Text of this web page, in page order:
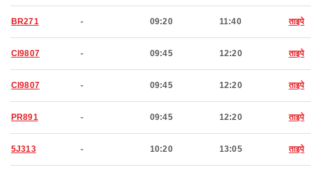
BR271 - 09:20 11:40 ताइपे
CI9807 - 09:45 12:20 ताइपे
CI9807 - 09:45 12:20 ताइपे
PR891 - 09:45 12:20 ताइपे
5J313 - 10:20 13:05 ताइपे